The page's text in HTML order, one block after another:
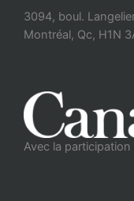
3094, boul.
Montréal, Qc, H1N
Avec la